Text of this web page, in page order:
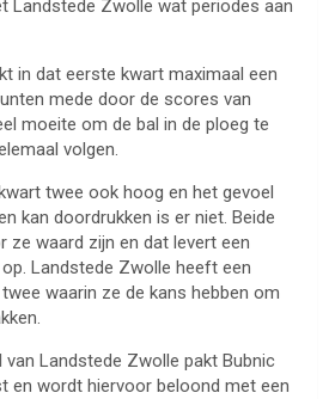
Landstede Zwolle wat periodes aan
in dat eerste kwart maximaal een
mede door de scores van
moeite om de bal in de ploeg te
volgen.
twee ook hoog en het gevoel
kan doordrukken is er niet. Beide
ze waard zijn en dat levert een
Landstede Zwolle heeft een
waarin ze de kans hebben om
van Landstede Zwolle pakt Bubnic
en wordt hiervoor beloond met een